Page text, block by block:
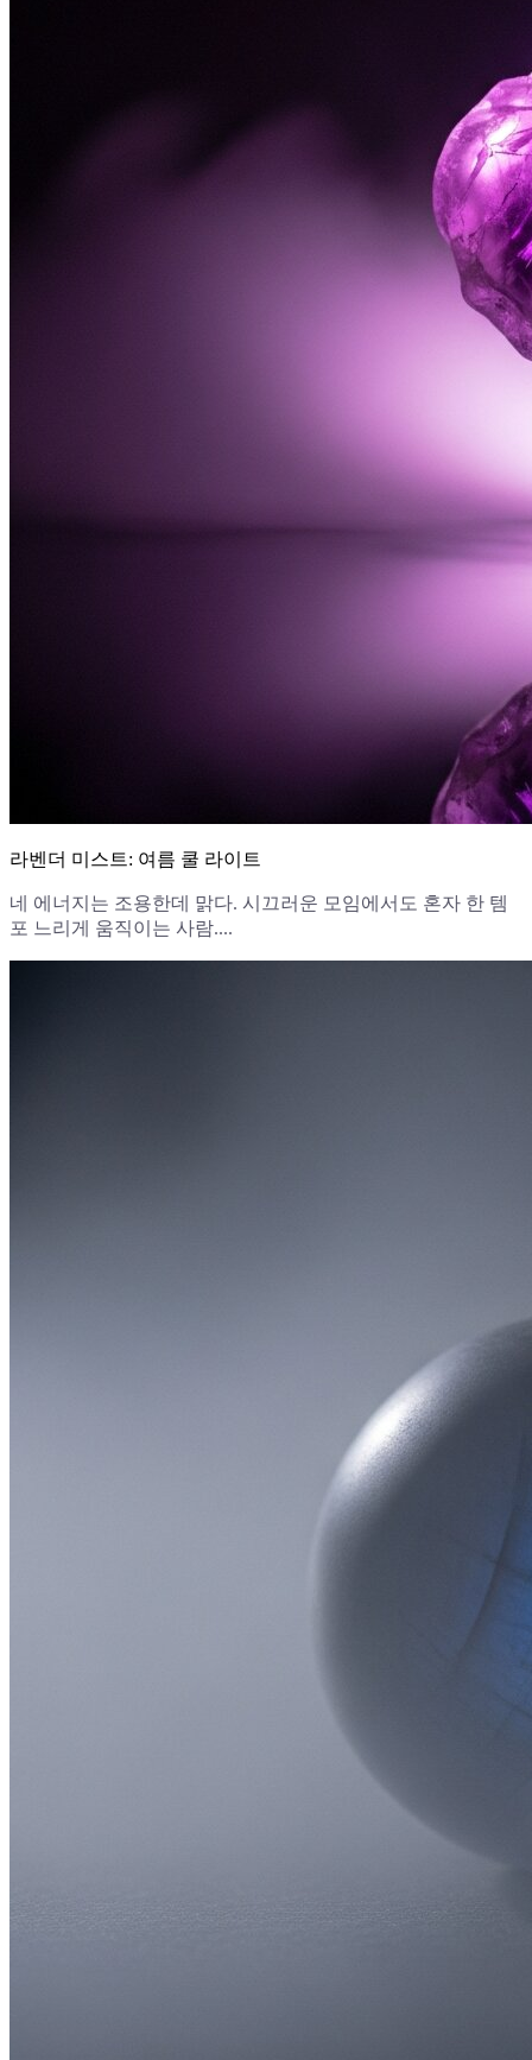
라벤더 미스트: 여름 쿨 라이트
네 에너지는 조용한데 맑다. 시끄러운 모임에서도 혼자 한 템
포 느리게 움직이는 사람....